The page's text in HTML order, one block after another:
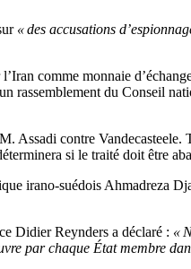
« des accusations
comme monnaie
rassemblement du Conseil
Assadi contre Vandecasteele.
si le traité doit être
irano-suédois Ahmadreza
DidierReynders a déclaré : «
par chaque État membre